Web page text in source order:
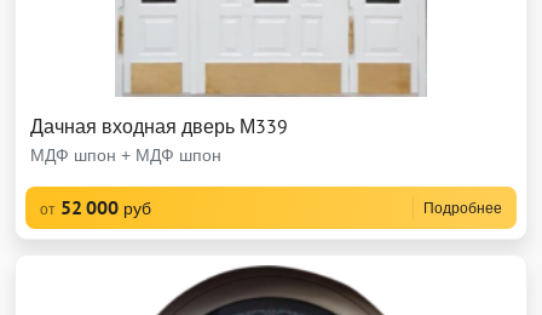
Дачная входная дверь М339
МДФ шпон + МДФ шпон
от 52 000 руб Подробнее